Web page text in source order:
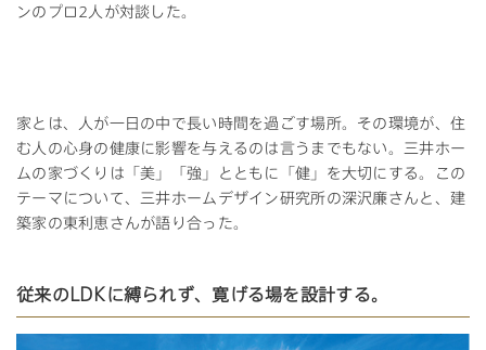
ンのプロ2人が対談した。
家とは、人が一日の中で長い時間を過ごす場所。その環境が、住
む人の心身の健康に影響を与えるのは言うまでもない。三井ホー
ムの家づくりは「美」「強」とともに「健」を大切にする。この
テーマについて、三井ホームデザイン研究所の深沢廉さんと、建
築家の東利恵さんが語り合った。
従来のLDKに縛られず、寛げる場を設計する。